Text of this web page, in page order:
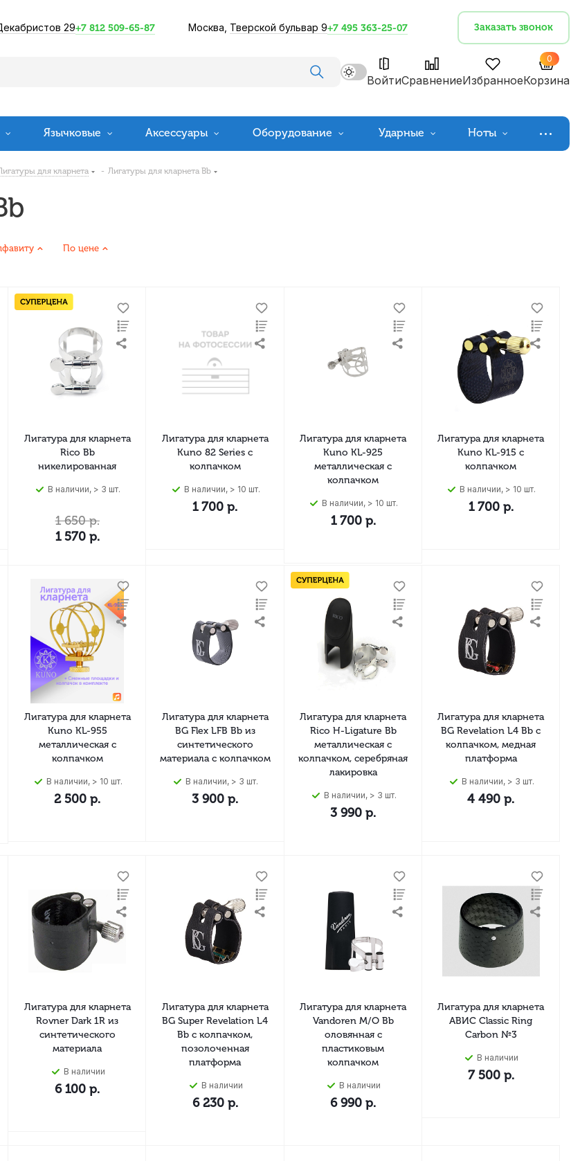
29+7 812 509-65-87 Москва, Тверской бульвар 9+7 495 363-25-07 Заказать звонок
ВойтиСравнениеИзбранное
0
Корзина
Язычковые Аксессуары Оборудование Ударные Ноты
для кларнета - Лигатуры для кларнета Bb
По цене
Лигатура для кларнета
Rico Bb
никелированная
В наличии, > 3 шт.
1 570р.
1 650р.
Лигатура для кларнета
Kuno 82 Series с
колпачком
В наличии, > 10 шт.
1 700 р.
Лигатура для кларнета
Kuno KL-925
металлическая с
колпачком
В наличии, > 10 шт.
1 700р.
Лигатура для кларнета
Kuno KL-915 с
колпачком
В наличии, > 10 шт.
1 700р.
Лигатура для кларнета
Kuno KL-955
металлическая с
колпачком
В наличии, > 10 шт.
2 500 р.
Лигатура для кларнета
BG Flex LFB Bb из
синтетического
материала с колпачком
В наличии, > 3 шт.
3 900 р.
Лигатура для кларнета
Rico H-Ligature Bb
металлическая с
колпачком, серебряная
лакировка
В наличии, > 3 шт.
3 990 р.
Лигатура для кларнета
BG Revelation L4 Bb с
колпачком, медная
платформа
В наличии, > 3 шт.
4 490 р.
Лигатура для кларнета
Rovner Dark 1R из
синтетического
материала
В наличии
6 100 р.
Лигатура для кларнета
BG Super Revelation L4
Bb с колпачком,
позолоченная
платформа
В наличии
6 230р.
Лигатура для кларнета
Vandoren M/O Bb
оловянная с
пластиковым
колпачком
В наличии
6 990 р.
Лигатура для кларнета
АВИС Classic Ring
Carbon №3
В наличии
7 500р.